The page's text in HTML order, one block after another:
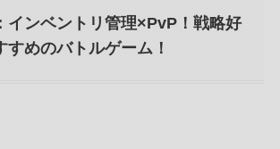
インベントリ管理×PvP！戦略好
すめのバトルゲーム！